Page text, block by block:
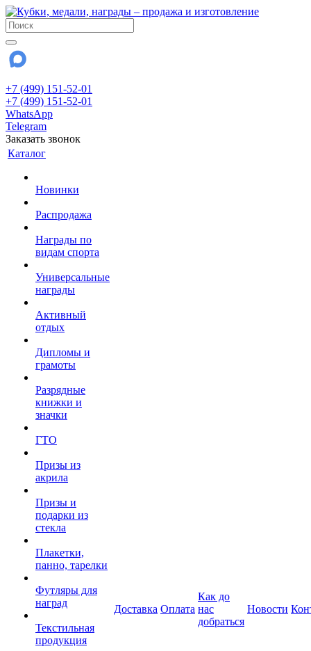
+7 (499) 151-52-01
+7 (499) 151-52-01
WhatsApp
Telegram
Заказать звонок
Каталог
Новинки
Распродажа
Награды по
видам спорта
Универсальные
награды
Активный
отдых
Дипломы и
грамоты
Разрядные
книжки и
значки
ГТО
Призы из
акрила
Призы и
подарки из
стекла
Плакетки,
панно, тарелки
Футляры для
наград
Текстильная
продукция
Доставка Оплата
Как до
нас
добраться
Новости